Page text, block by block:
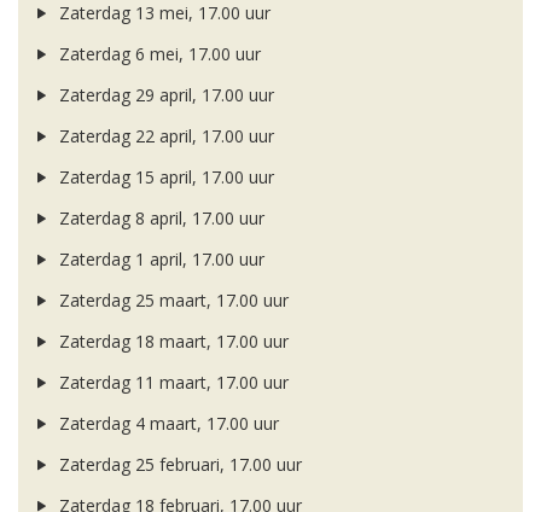
Zaterdag 13 mei, 17.00 uur
Zaterdag 6 mei, 17.00 uur
Zaterdag 29 april, 17.00 uur
Zaterdag 22 april, 17.00 uur
Zaterdag 15 april, 17.00 uur
Zaterdag 8 april, 17.00 uur
Zaterdag 1 april, 17.00 uur
Zaterdag 25 maart, 17.00 uur
Zaterdag 18 maart, 17.00 uur
Zaterdag 11 maart, 17.00 uur
Zaterdag 4 maart, 17.00 uur
Zaterdag 25 februari, 17.00 uur
Zaterdag 18 februari, 17.00 uur